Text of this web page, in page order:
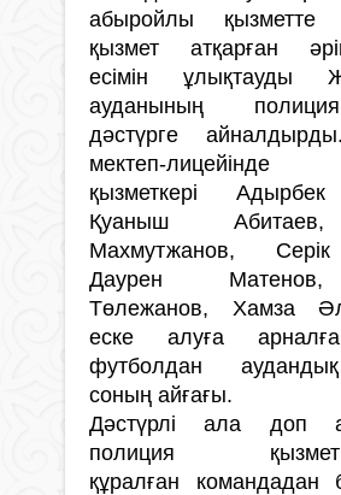
абыройлы қызметте
қызмет атқарған
есімін ұлықтауды
ауданының
дәстүрге
мектеп-
қызметкері
Қуаныш
Махмутжанов,
Даурен
Төлежанов, Хамза
еске алуға
футболдан
соның айғағы.
Дәстүрлі ала доп
полиция
құралған командадан